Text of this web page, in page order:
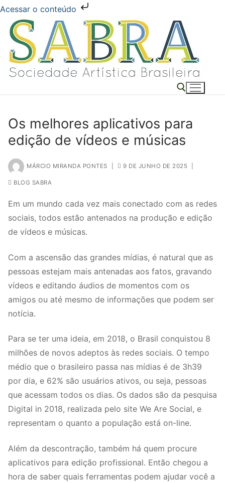
Acessar o conteúdo
Pular
para
conteúdo
Pesquisar por:
Os melhores aplicativos para
edição de vídeos e músicas
MÁRCIO MIRANDA PONTES 9 DE JUNHO DE 2025
BLOG SABRA
Em um mundo cada vez mais conectado com as redes
sociais, todos estão antenados na produção e edição
de vídeos e músicas.
Com a ascensão das grandes mídias, é natural que as
pessoas estejam mais antenadas aos fatos, gravando
vídeos e editando áudios de momentos com os
amigos ou até mesmo de informações que podem ser
notícia.
Para se ter uma ideia, em 2018, o Brasil conquistou 8
milhões de novos adeptos às redes sociais. O tempo
médio que o brasileiro passa nas mídias é de 3h39
por dia, e 62% são usuários ativos, ou seja, pessoas
que acessam todos os dias. Os dados são da pesquisa
Digital in 2018, realizada pelo site We Are Social, e
representam o quanto a população está on-line.
Além da descontração, também há quem procure
aplicativos para edição profissional. Então chegou a
hora de saber quais ferramentas podem ajudar você a